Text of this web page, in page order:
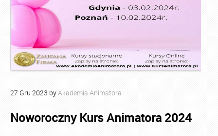
27 Gru 2023 byAkademia Animatora
Noworoczny Kurs Animatora 2024